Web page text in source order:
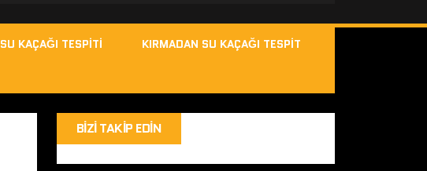
SU KAÇAĞI TESPITI KIRMADAN SU KAÇAĞI TESPIT
BIZI TAKIP EDIN